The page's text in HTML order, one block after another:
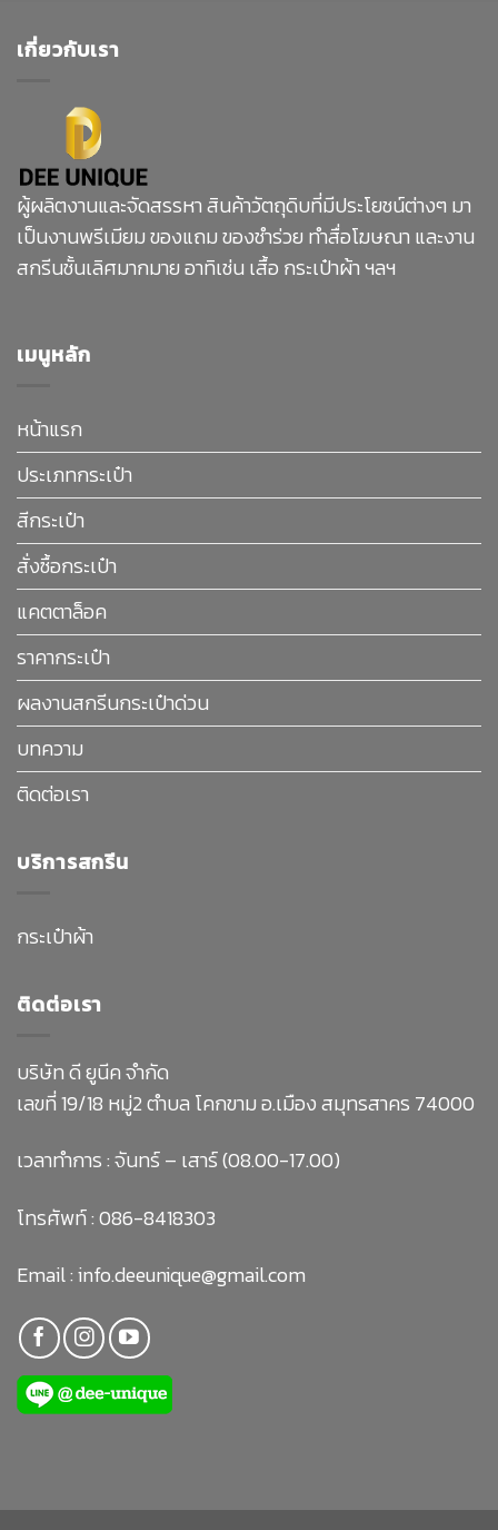
เกี่ยวกับเรา
ผู้ผลิตงานและจัดสรรหา สินค้าวัตถุดิบที่มีประโยชน์ต่างๆ มา
เป็นงานพรีเมียม ของแถม ของชำร่วย ทำสื่อโฆษณา และงาน
สกรีนชั้นเลิศมากมาย อาทิเช่น เสื้อ กระเป๋าผ้า ฯลฯ
เมนูหลัก
หน้าแรก
ประเภทกระเป๋า
สีกระเป๋า
สั่งซื้อกระเป๋า
แคตตาล็อค
ราคากระเป๋า
ผลงานสกรีนกระเป๋าด่วน
บทความ
ติดต่อเรา
บริการสกรีน
กระเป๋าผ้า
ติดต่อเรา
บริษัท ดี ยูนีค จำกัด
เลขที่ 19/18 หมู่2 ตำบล โคกขาม อ.เมือง สมุทรสาคร 74000
เวลาทำการ : จันทร์ – เสาร์ (08.00-17.00)
โทรศัพท์ :086-8418303
Email :info.deeunique@gmail.com